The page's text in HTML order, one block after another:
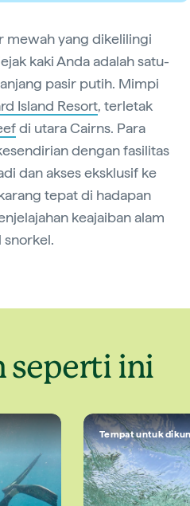
mewah yang dikelilingi
kaki Anda adalah satu-
pasir putih. Mimpi
Island Resort, terletak
di utara Cairns. Para
dengan fasilitas
dan akses eksklusif ke
tepat di hadapan
keajaiban alam
seperti ini
Tempat untuk